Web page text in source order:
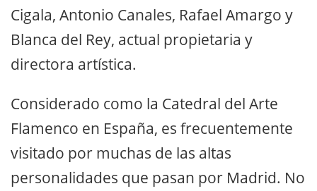
Cigala, Antonio Canales, Rafael Amargo y
Blanca del Rey, actual propietaria y
directora artística.
Considerado como la Catedral del Arte
Flamenco en España, es frecuentemente
visitado por muchas de las altas
personalidades que pasan por Madrid. No